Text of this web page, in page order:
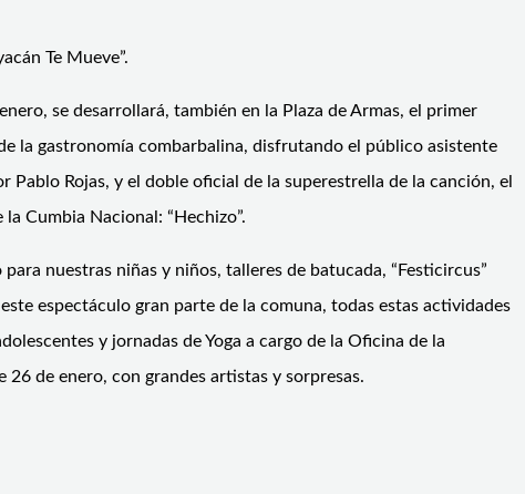
Te Mueve”.
se desarrollará, también en la Plaza de Armas, el primer
la gastronomía combarbalina, disfrutando el público asistente
Rojas, y el doble oficial de la superestrella de la canción, el
Cumbia Nacional: “Hechizo”.
nuestras niñas y niños, talleres de batucada, “Festicircus”
espectáculo gran parte de la comuna, todas estas actividades
y jornadas de Yoga a cargo de la Oficina de la
de enero, con grandes artistas y sorpresas.